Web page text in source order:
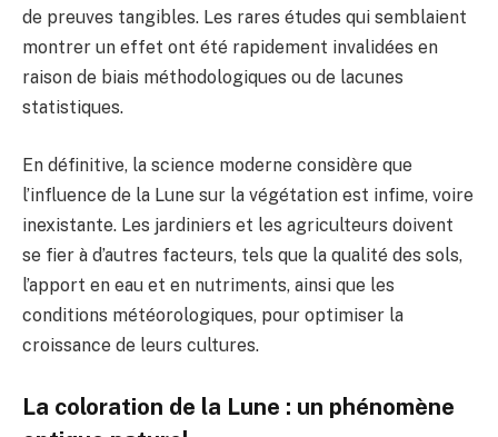
de preuves tangibles. Les rares études qui semblaient
montrer un effet ont été rapidement invalidées en
raison de biais méthodologiques ou de lacunes
statistiques.
En définitive, la science moderne considère que
l’influence de la Lune sur la végétation est infime, voire
inexistante. Les jardiniers et les agriculteurs doivent
se fier à d’autres facteurs, tels que la qualité des sols,
l’apport en eau et en nutriments, ainsi que les
conditions météorologiques, pour optimiser la
croissance de leurs cultures.
La coloration de la Lune : un phénomène